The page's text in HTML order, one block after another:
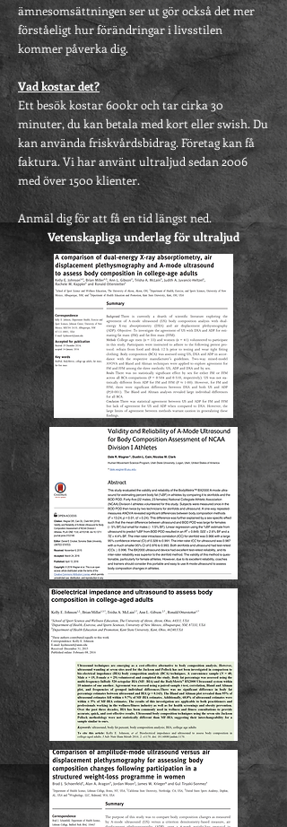
ämnesomsättningen ser ut gör också det mer
förståeligt hur förändringar i livsstilen
kommer påverka dig.
Vad kostar det?
Ett besök kostar 600kr och tar cirka 30
minuter, du kan betala med kort eller swish. Du
kan använda friskvårdsbidrag. Företag kan få
faktura. Vi har använt ultraljud sedan 2006
med över 1500 klienter.
Anmäl dig för att få en tid längst ned.
Vetenskapliga underlag för ultraljud